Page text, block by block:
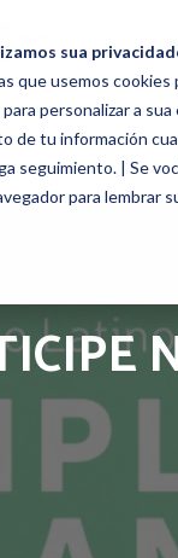
sua
que usemos
personalizar a
de tu información
seguimiento. | Se
para lembrar